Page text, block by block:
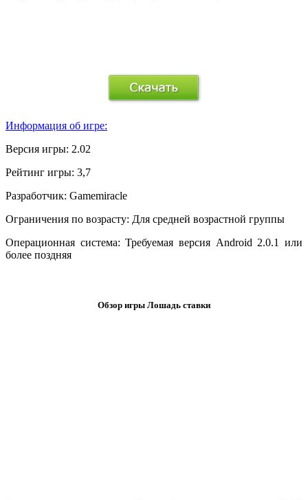
Информация об игре:
Версия игры: 2.02
Рейтинг игры: 3,7
Разработчик: Gamemiracle
Ограничения по возрасту: Для средней возрастной группы
Операционная система: Требуемая версия Android 2.0.1 или
более поздняя
Обзор игры Лошадь ставки